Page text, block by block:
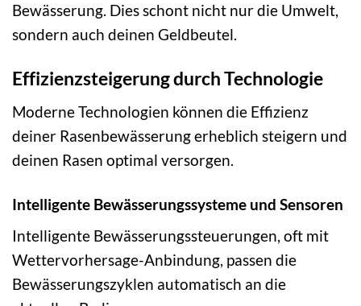
Bewässerung. Dies schont nicht nur die Umwelt,
sondern auch deinen Geldbeutel.
Effizienzsteigerung durch Technologie
Moderne Technologien können die Effizienz
deiner Rasenbewässerung erheblich steigern und
deinen Rasen optimal versorgen.
Intelligente Bewässerungssysteme und Sensoren
Intelligente Bewässerungssteuerungen, oft mit
Wettervorhersage-Anbindung, passen die
Bewässerungszyklen automatisch an die